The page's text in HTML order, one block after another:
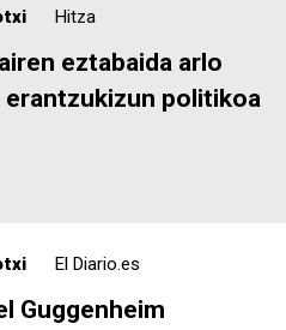
Hitza
eztabaida arlo
politikoa
El Diario.es
Guggenheim